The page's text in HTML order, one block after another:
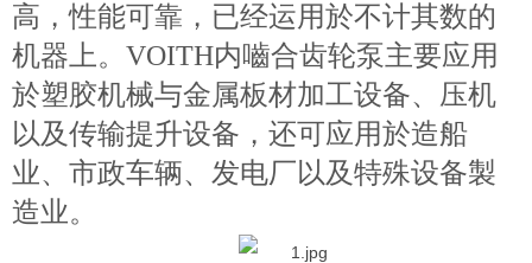
高，性能可靠，已经运用於不计其数的
机器上。VOITH内嚙合齿轮泵主要应用
於塑胶机械与金属板材加工设备、压机
以及传输提升设备，还可应用於造船
业、市政车辆、发电厂以及特殊设备製
造业。